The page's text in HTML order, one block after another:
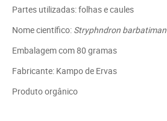
Partes utilizadas: folhas e caules
Nome científico: Stryphndron barbatiman
Embalagem com 80 gramas
Fabricante: Kampo de Ervas
Produto orgânico